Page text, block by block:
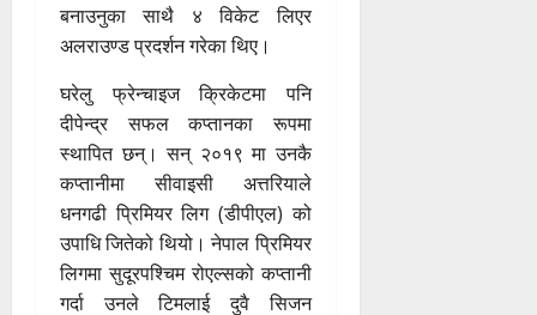
बनाउनुका साथै ४ विकेट लिएर
अलराउण्ड प्रदर्शन गरेका थिए।
घरेलु फ्रेन्चाइज क्रिकेटमा पनि
दीपेन्द्र सफल कप्तानका रूपमा
स्थापित छन्। सन् २०१९ मा उनकै
कप्तानीमा सीवाइसी अत्तरियाले
धनगढी प्रिमियर लिग (डीपीएल) को
उपाधि जितेको थियो। नेपाल प्रिमियर
लिगमा सुदूरपश्चिम रोएल्सको कप्तानी
गर्दा उनले टिमलाई दुवै सिजन